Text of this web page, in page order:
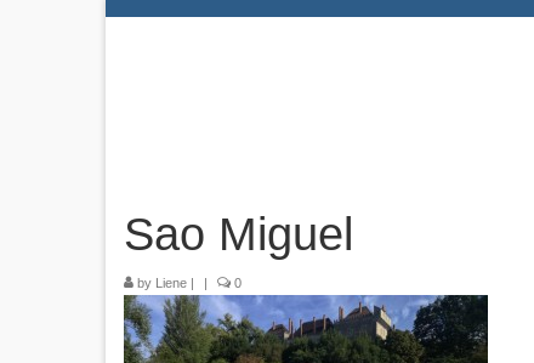
Sao Miguel
by Liene | | 0